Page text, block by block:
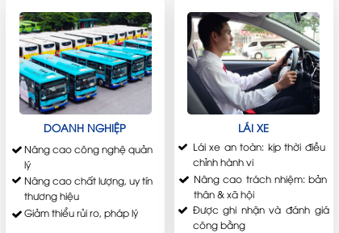
DOANH NGHIỆP
Giảm thiểu rủi ro, pháp lý
LÁI XE
Nâng cao công nghệ quản
lý
Nâng cao chất lượng, uy tín
thương hiệu
Lái xe an toàn: kịp thời điều
chỉnh hành vi
Nâng cao trách nhiệm: bản
thân & xã hội
Được ghi nhận và đánh giá
công bằng